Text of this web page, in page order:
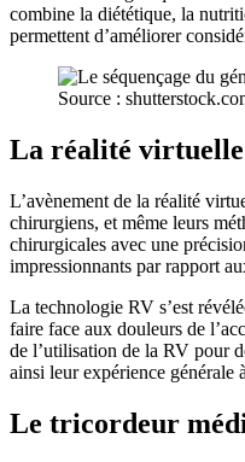
combine la diététique, la
permettent d’améliorer
Source :
La réalité virtuelle
L’avènement de la réalité
chirurgiens, et même leurs
chirurgicales avec une
impressionnants par rapport
La technologie RV s’est
faire face aux douleurs de
de l’utilisation de la RV pour
ainsi leur expérience générale
Le tricordeur